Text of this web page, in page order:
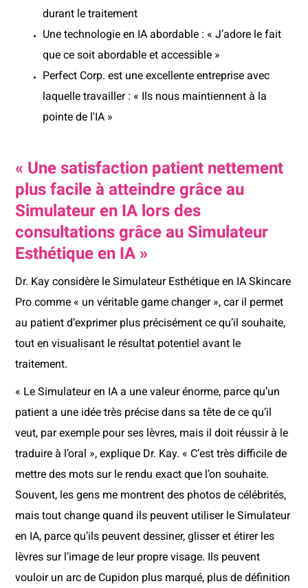
durant le traitement
Une technologie en IA abordable : « J’adore le fait
que ce soit abordable et accessible »
Perfect Corp. est une excellente entreprise avec
laquelle travailler : « Ils nous maintiennent à la
pointe de l'IA »
« Une satisfaction patient nettement
plus facile à atteindre grâce au
Simulateur en IA lors des
consultations grâce au Simulateur
Esthétique en IA »
Dr. Kay considère le Simulateur Esthétique en IA Skincare
Pro comme « un véritable game changer », car il permet
au patient d’exprimer plus précisément ce qu’il souhaite,
tout en visualisant le résultat potentiel avant le
traitement.
« Le Simulateur en IA a une valeur énorme, parce qu’un
patient a une idée très précise dans sa tête de ce qu’il
veut, par exemple pour ses lèvres, mais il doit réussir à le
traduire à l’oral », explique Dr. Kay. « C’est très difficile de
mettre des mots sur le rendu exact que l’on souhaite.
Souvent, les gens me montrent des photos de célébrités,
mais tout change quand ils peuvent utiliser le Simulateur
en IA, parce qu’ils peuvent dessiner, glisser et étirer les
lèvres sur l’image de leur propre visage. Ils peuvent
vouloir un arc de Cupidon plus marqué, plus de définition